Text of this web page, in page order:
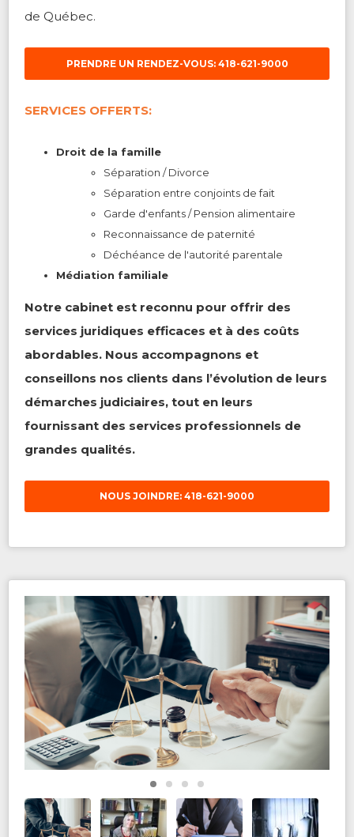
de Québec.
PRENDRE UN RENDEZ-VOUS: 418-621-9000
SERVICES OFFERTS:
Droit de la famille
Séparation / Divorce
Séparation entre conjoints de fait
Garde d'enfants / Pension alimentaire
Reconnaissance de paternité
Déchéance de l'autorité parentale
Médiation familiale
Notre cabinet est reconnu pour offrir des
services juridiques efficaces et à des coûts
abordables. Nous accompagnons et
conseillons nos clients dans l’évolution de leurs
démarches judiciaires, tout en leurs
fournissant des services professionnels de
grandes qualités.
NOUS JOINDRE: 418-621-9000